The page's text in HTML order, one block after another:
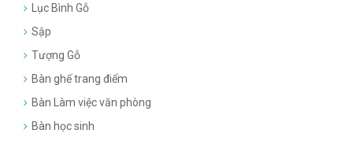
Lục Bình Gỗ
Sập
Tượng Gỗ
Bàn ghế trang điểm
Bàn Làm việc văn phòng
Bàn học sinh